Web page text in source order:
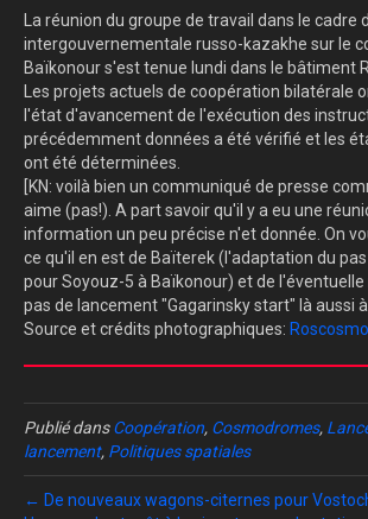
La réunion du groupe de travail dans le cadre
intergouvernementale russo-kazakhe sur le
Baïkonour s'est tenue lundi dans le bâtiment
Les projets actuels de coopération bilatérale
l'état d'avancement de l'exécution des
précédemment données a été vérifié et les
ont été déterminées.
[KN: voilà bien un communiqué de presse
aime (pas!). A part savoir qu'il y a eu une
information un peu précise n'et donnée. On
ce qu'il en est de Baïterek (l'adaptation du
pour Soyouz-5 à Baïkonour) et de
pas de lancement "Gagarinsky start" là aussi à
Source et crédits photographiques:
Publié dansCoopération, Cosmodromes,
lancement, Politiques spatiales
← De nouveaux wagons-citernes pour